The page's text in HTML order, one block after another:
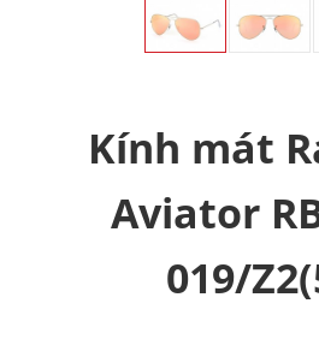
Kính mát
Aviator
019/